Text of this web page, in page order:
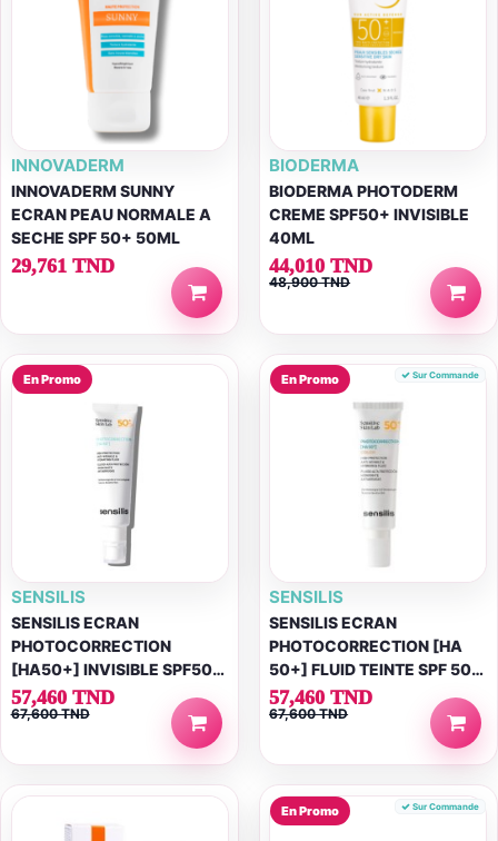
INNOVADERM
INNOVADERM SUNNY
ECRAN PEAU NORMALE A
SECHE SPF 50+ 50ML
29,761 TND
BIODERMA
BIODERMA PHOTODERM
CREME SPF50+ INVISIBLE
40ML
44,010 TND
48,900 TND
En Promo
SENSILIS
SENSILIS ECRAN
PHOTOCORRECTION
[HA50+] INVISIBLE SPF50
50ML
57,460 TND
67,600 TND
En Promo Sur Commande
SENSILIS
SENSILIS ECRAN
PHOTOCORRECTION [HA
50+] FLUID TEINTE SPF 50
50ML
57,460 TND
67,600 TND
En Promo Sur Commande